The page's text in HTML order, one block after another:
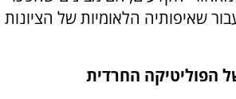
שאיפותיה הלאומיות של הציונות
הפוליטיקה החרדית